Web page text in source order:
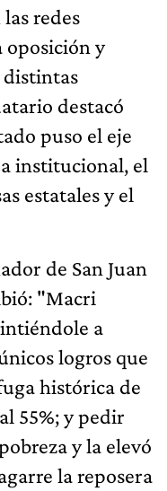
redes
oposición y
destacó
puso el eje
institucional, el
estatales y el
de San Juan
"Macri
a
logros que
histórica de
55%; y pedir
y la elevó
la reposera